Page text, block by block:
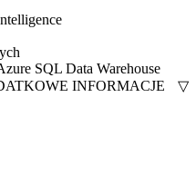
SQL Data Warehouse
INFORMACJE
▽